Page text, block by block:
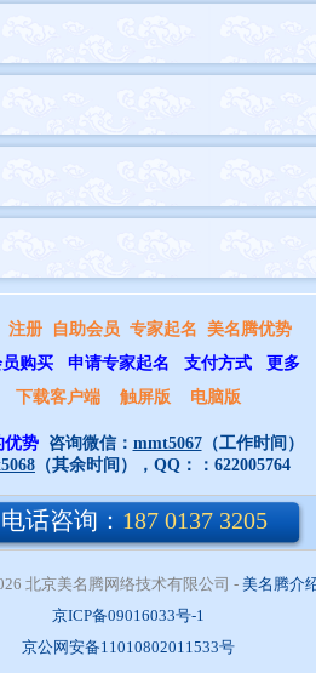
注册 自助会员 专家起名 美名腾优势
购买
申请专家起名 支付方式
更多
下载客户端
触屏版 电脑版
优势 咨询微信： mmt5067（工作时间）
（其余时间），QQ：： 622005764
电话咨询： 187 0137 3205
北京美名腾网络技术有限公司 - 美名腾介
京ICP备09016033号-1
京公网安备11010802011533号